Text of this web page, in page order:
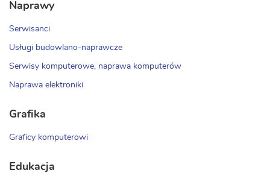
Naprawy
Serwisanci
Usługi budowlano-naprawcze
Serwisy komputerowe, naprawa komputerów
Naprawa elektroniki
Grafika
Graficy komputerowi
Edukacja